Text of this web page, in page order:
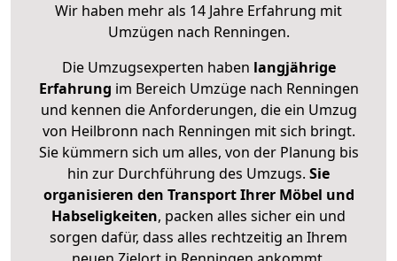
Wir haben mehr als 14 Jahre Erfahrung mit
Umzügen nach Renningen.
Die Umzugsexperten haben langjährige
Erfahrung im Bereich Umzüge nach Renningen
und kennen die Anforderungen, die ein Umzug
von Heilbronn nach Renningen mit sich bringt.
Sie kümmern sich um alles, von der Planung bis
hin zur Durchführung des Umzugs. Sie
organisieren den Transport Ihrer Möbel und
Habseligkeiten, packen alles sicher ein und
sorgen dafür, dass alles rechtzeitig an Ihrem